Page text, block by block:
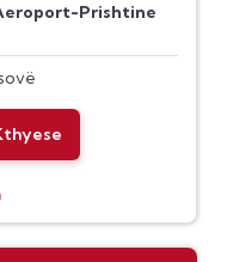
Prishtine